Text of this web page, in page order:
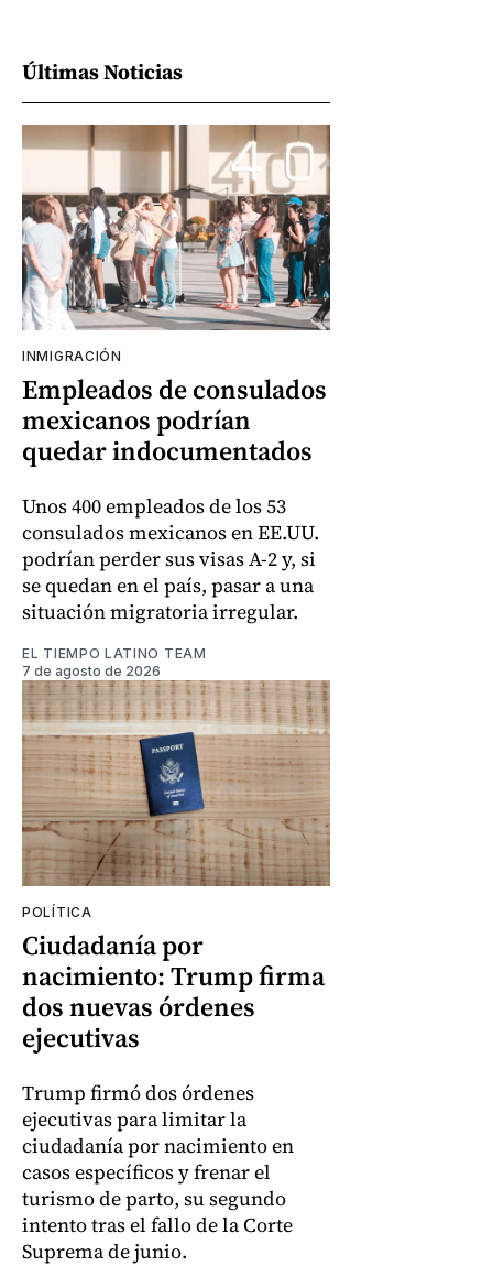
Últimas Noticias
INMIGRACIÓN
Empleados de consulados
mexicanos podrían
quedar indocumentados
Unos 400 empleados de los 53
consulados mexicanos en EE.UU.
podrían perder sus visas A-2 y, si
se quedan en el país, pasar a una
situación migratoria irregular.
EL TIEMPO LATINO TEAM
7 de agosto de 2026
POLÍTICA
Ciudadanía por
nacimiento: Trump firma
dos nuevas órdenes
ejecutivas
Trump firmó dos órdenes
ejecutivas para limitar la
ciudadanía por nacimiento en
casos específicos y frenar el
turismo de parto, su segundo
intento tras el fallo de la Corte
Suprema de junio.